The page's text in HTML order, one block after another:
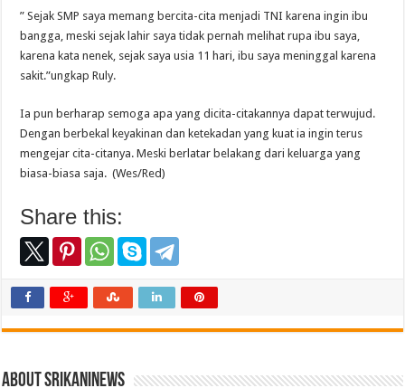
” Sejak SMP saya memang bercita-cita menjadi TNI karena ingin ibu
bangga, meski sejak lahir saya tidak pernah melihat rupa ibu saya,
karena kata nenek, sejak saya usia 11 hari, ibu saya meninggal karena
sakit.”ungkap Ruly.
Ia pun berharap semoga apa yang dicita-citakannya dapat terwujud.
Dengan berbekal keyakinan dan ketekadan yang kuat ia ingin terus
mengejar cita-citanya. Meski berlatar belakang dari keluarga yang
biasa-biasa saja. (Wes/Red)
Share this:
About srikaninews